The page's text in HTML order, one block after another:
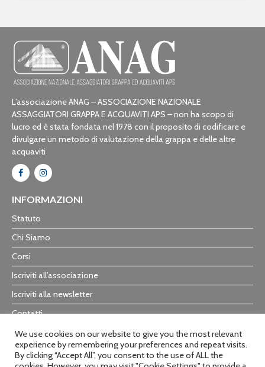
L’associazione ANAG – ASSOCIAZIONE NAZIONALE
ASSAGGIATORI GRAPPA E ACQUAVITI APS – non ha scopo di
lucro ed è stata fondata nel 1978 con il proposito di codificare e
divulgare un metodo di valutazione della grappa e delle altre
acquaviti
INFORMAZIONI
Statuto
Chi Siamo
Corsi
Iscriviti all’associazione
Iscriviti alla newsletter
Contatti
Trasparenza
We use cookies on our website to give you the most relevant
experience by remembering your preferences and repeat visits.
By clicking “Accept All”, you consent to the use of ALL the